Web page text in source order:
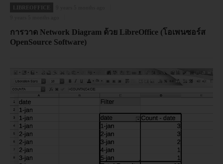
LIBREOFFICE
การวาด Network Diagram ด้วย LibreOffice (โอเพนซอร์ส
OpenSource Software)